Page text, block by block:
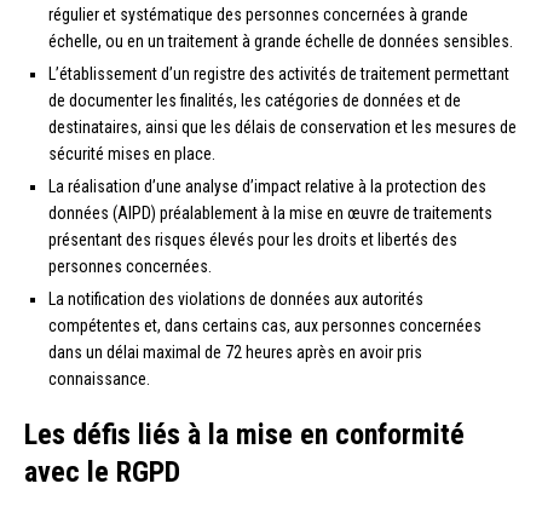
régulier et systématique des personnes concernées à grande
échelle, ou en un traitement à grande échelle de données sensibles.
L’établissement d’un registre des activités de traitement permettant
de documenter les finalités, les catégories de données et de
destinataires, ainsi que les délais de conservation et les mesures de
sécurité mises en place.
La réalisation d’une analyse d’impact relative à la protection des
données (AIPD) préalablement à la mise en œuvre de traitements
présentant des risques élevés pour les droits et libertés des
personnes concernées.
La notification des violations de données aux autorités
compétentes et, dans certains cas, aux personnes concernées
dans un délai maximal de 72 heures après en avoir pris
connaissance.
Les défis liés à la mise en conformité
avec le RGPD